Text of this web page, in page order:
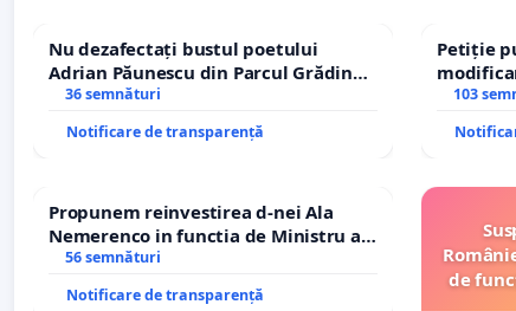
Nu dezafectați bustul poetului
Adrian Păunescu din Parcul Grădina
Icoanei! Stop cenzurii culturale!
36 semnături
Notificare de transparență
Petiție
– Hanu
103
Propunem reinvestirea d-nei Ala
Nemerenco in functia de Ministru al
Sanatatii
56 semnături
Notificare de transparență
de